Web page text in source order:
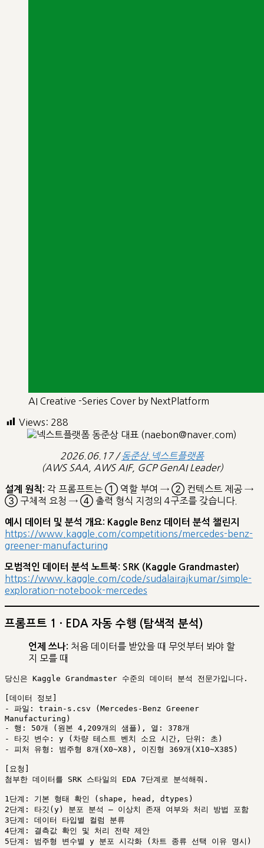
‎AI Creative -Series Cover by NextPlatform
Views: 288
2026.06.17 /동준상.넥스트플랫폼
(AWS SAA, AWS AIF, GCP GenAI Leader)
설계 원칙: 각 프롬프트는 ① 역할 부여 → ② 컨텍스트 제공 →
③ 구체적 요청 → ④ 출력 형식 지정의 4구조를 갖습니다.
예시 데이터 및 분석 개요: Kaggle Benz 데이터 분석 챌린지
https://www.kaggle.com/competitions/mercedes-benz-
greener-manufacturing
모범적인 데이터 분석 노트북: SRK (Kaggle Grandmaster)
https://www.kaggle.com/code/sudalairajkumar/simple-
exploration-notebook-mercedes
프롬프트 1 · EDA 자동 수행 (탐색적 분석)
언제 쓰나: 처음 데이터를 받았을 때 무엇부터 봐야 할
지 모를 때
당신은 Kaggle Grandmaster 수준의 데이터 분석 전문가입니다.
[데이터 정보]
- 파일: train-s.csv (Mercedes-Benz Greener
Manufacturing)
- 행: 50개 (원본 4,209개의 샘플), 열: 378개
- 타깃 변수: y (차량 테스트 벤치 소요 시간, 단위: 초)
- 피처 유형: 범주형 8개(X0~X8), 이진형 369개(X10~X385)
[요청]
첨부한 데이터를 SRK 스타일의 EDA 7단계로 분석해줘.
1단계: 기본 형태 확인 (shape, head, dtypes)
2단계: 타깃(y) 분포 분석 — 이상치 존재 여부와 처리 방법 포함
3단계: 데이터 타입별 컬럼 분류
4단계: 결측값 확인 및 처리 전략 제안
5단계: 범주형 변수별 y 분포 시각화 (차트 종류 선택 이유 명시)